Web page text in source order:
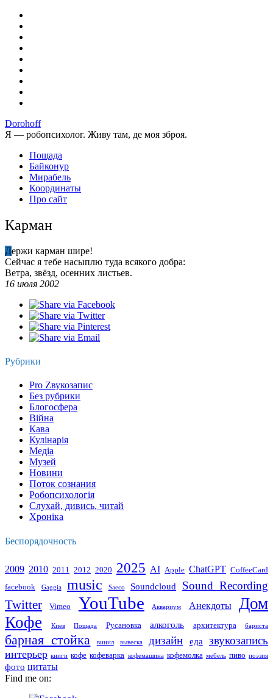
Dorohoff
Я — робопсихолог. Живу там, де моя зброя.
Пощада
Байконур
Мирабель
Координаты
Про сайт
Карман
Держи карман шире!
Сейчас я тебе насыплю туда всякого добра:
Ветра, звёзд, осенних листьев.
16 июля 2002
Рубрики
Pro Zвукозапис
Без рубрики
Блогосфера
Війна
Кава
Кулінарія
Медіа
Музей
Новини
Поток сознания
Робопсихологія
Слухай, дивись, читай
Хроніка
Беспорядочность
2009 2010 2011 2012 2020 2025 AI Apple ChatGPT CoffeeCard
facebook
Gaggia music Saeco Soundcloud Sound Recording
Twitter Vimeo YouTube Аквариум Анекдоты
Дом
Кофе
Киев Пощада Русановка алкоголь архитектура бариста
барная стойка винил вывеска дизайн еда звукозапись
интерьер книги кофе кофеварка кофемашина кофемолка мебель пиво поэзия
фото цитаты
Find me on: